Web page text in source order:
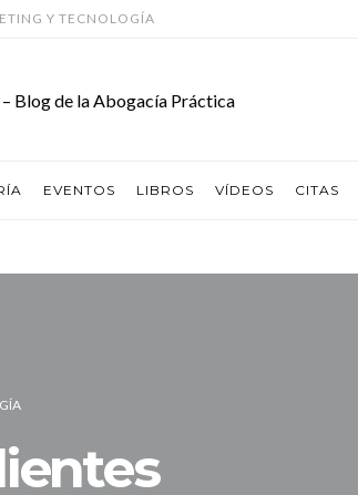
Y TECNOLOGÍA
EVENTOS LIBROS VÍDEOS CITAS